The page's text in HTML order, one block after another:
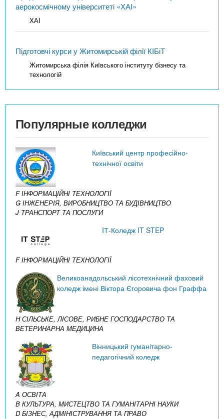
аерокосмічному університеті «ХАІ»
ХАІ
Підготовчі курси у Житомирській філії КІБіТ
Житомирська філія Київського інституту бізнесу та
технологій
Популярные колледжи
Київський центр професійно-
технічної освіти
F ІНФОРМАЦІЙНІ ТЕХНОЛОГІЇ
G ІНЖЕНЕРІЯ, ВИРОБНИЦТВО ТА БУДІВНИЦТВО
J ТРАНСПОРТ ТА ПОСЛУГИ
IТ-Коледж IT STEP
F ІНФОРМАЦІЙНІ ТЕХНОЛОГІЇ
Великоанадольський лісотехнічний фаховий
коледж імені Віктора Єгоровича фон Граффа
H СІЛЬСЬКЕ, ЛІСОВЕ, РИБНЕ ГОСПОДАРСТВО ТА
ВЕТЕРИНАРНА МЕДИЦИНА
Вінницький гуманітарно-
педагогічний коледж
A ОСВІТА
B КУЛЬТУРА, МИСТЕЦТВО ТА ГУМАНІТАРНІ НАУКИ
D БІЗНЕС, АДМІНІСТРУВАННЯ ТА ПРАВО